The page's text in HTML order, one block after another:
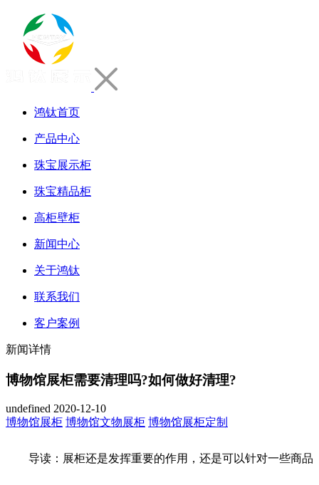
鸿钛首页
产品中心
珠宝展示柜
珠宝精品柜
高柜壁柜
新闻中心
关于鸿钛
联系我们
客户案例
新闻详情
博物馆展柜需要清理吗?如何做好清理?
undefined 2020-12-10
博物馆展柜 博物馆文物展柜 博物馆展柜定制
导读：展柜还是发挥重要的作用，还是可以针对一些商品